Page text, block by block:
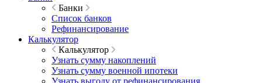
Банки
Список банков
Рефинансирование
Калькулятор
Калькулятор
Узнать сумму накоплений
Узнать сумму военной ипотеки
Узнать выгоду от рефинансирования